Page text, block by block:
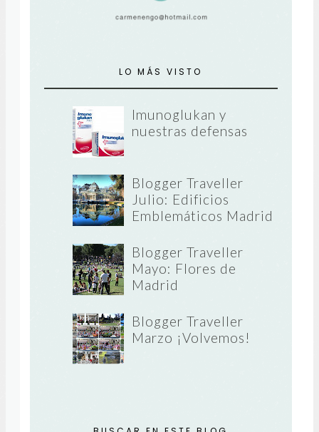
LO MÁS VISTO
Imunoglukan y
nuestras defensas
Blogger Traveller
Julio: Edificios
Emblemáticos Madrid
Blogger Traveller
Mayo: Flores de
Madrid
Blogger Traveller
Marzo ¡Volvemos!